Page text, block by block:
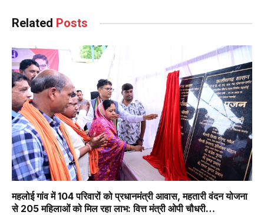
Related Posts
महलोई गांव में 104 परिवारों को प्रधानमंत्री आवास, महतारी वंदन योजना
से 205 महिलाओं को मिल रहा लाभ: वित्त मंत्री ओपी चौधरी…